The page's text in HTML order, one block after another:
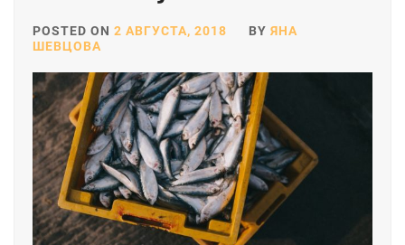
POSTED ON 2 АВГУСТА, 2018 BY ЯНА
ШЕВЦОВА